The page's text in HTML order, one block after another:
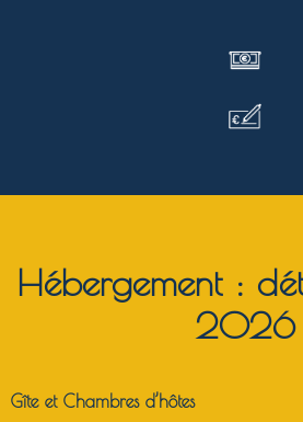
Hébergement :
2026
Gîte et Chambres d’hôtes